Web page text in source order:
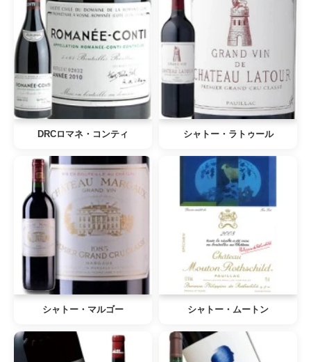
DRCロマネ・コンティ シャトー・ラトゥール
シャトー・マルゴー シャトー・ムートン